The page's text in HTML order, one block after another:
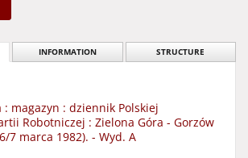
INFORMATION STRUCTURE
: magazyn : dziennik Polskiej
Robotniczej : Zielona Góra - Gorzów
7 marca 1982). - Wyd. A